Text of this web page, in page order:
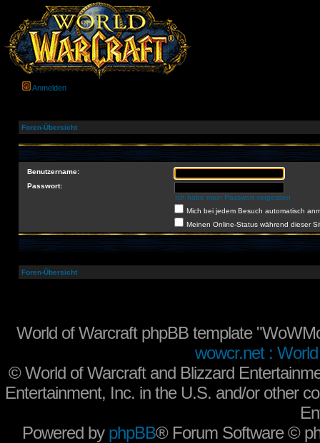
Anmelden
Foren-Übersicht
Benutzername:
Passwort:
Ich habe mein Passwort vergessen
Mich bei jedem Besuch automatisch
Meinen Online-Status während dieser
Foren-Übersicht
World of Warcraft phpBB template
wowcr.net :
©World of Warcraft and Blizzard
Entertainment, Inc. in the U.S. and/or other
Powered by phpBB® Forum Software ©